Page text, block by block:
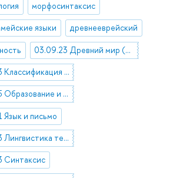
морфосинтаксис
языки древнееврейский
03.09.23 Древний мир (до V в.н.э.)
16.21.23 Классификация языков
16.21.25 Образование и развитие языков
Язык и письмо
16.21.33 Лингвистика текста
Синтаксис